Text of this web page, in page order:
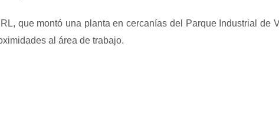
que montó una planta en cercanías del Parque Industrial de
al área de trabajo.